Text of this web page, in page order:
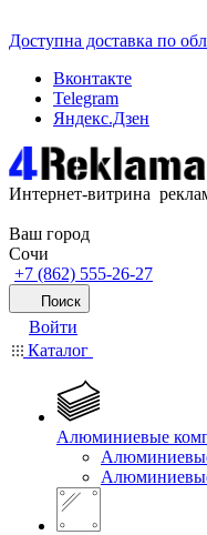
Доступна доставка по
Вконтакте
Telegram
Яндекс.Дзен
Интернет-витрина
Ваш город
Сочи
+7 (862) 555-26-27
Поиск
Войти
Каталог
Алюминиевые